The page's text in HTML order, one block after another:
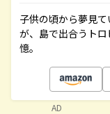
子供の頃から夢見
が、島で出合うト
憶。
AD